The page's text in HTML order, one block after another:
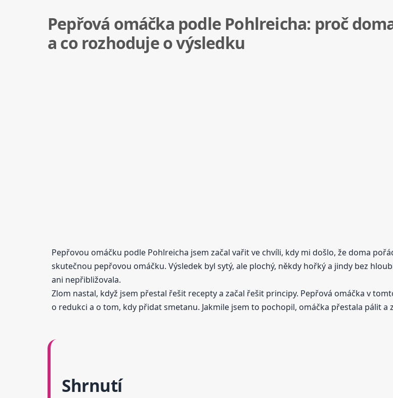
Pepřová omáčka podle Pohlreicha: proč
a co rozhoduje o výsledku
Pepřovou omáčku podle Pohlreicha jsem začal vařit ve chvíli, kdy mi došlo, že doma
skutečnou pepřovou omáčku. Výsledek byl sytý, ale plochý, někdy hořký a jindy bez
ani nepřibližovala.
Zlom nastal, když jsem přestal řešit recepty a začal řešit principy. Pepřová omáčka v
o redukci a o tom, kdy přidat smetanu. Jakmile jsem to pochopil, omáčka přestala pálit a
Shrnutí